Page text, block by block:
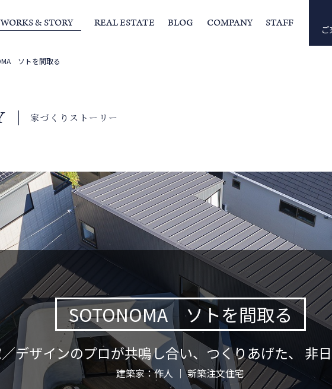
WORKS & STORY REAL ESTATE BLOG COMPANY
室長からの挨拶
STAFF
ソトを間取る
家づくりストーリー
SOTONOMA ソトを間取る
デザインのプロが共鳴し合い、つくりあげた、 非
建築家：作人 ｜ 新築注文住宅